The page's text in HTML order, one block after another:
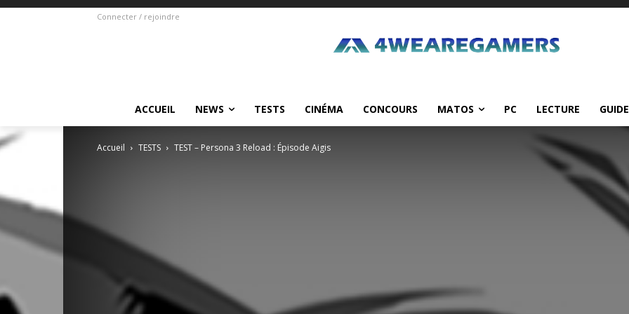
Connecter / rejoindre
ACCUEIL NEWS TESTS CINÉMA CONCOURS MATOS PC LECTURE
Accueil TESTS TEST – Persona 3 Reload : Épisode Aigis